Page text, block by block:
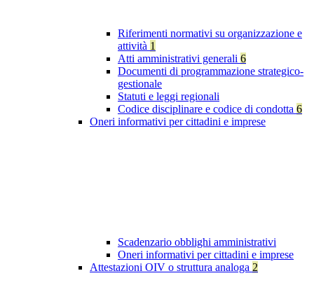
Riferimenti normativi su organizzazione e
attività 1
Atti amministrativi generali 6
Documenti di programmazione strategico-
gestionale
Statuti e leggi regionali
Codice disciplinare e codice di condotta 6
Oneri informativi per cittadini e imprese
Scadenzario obblighi amministrativi
Oneri informativi per cittadini e imprese
Attestazioni OIV o struttura analoga 2